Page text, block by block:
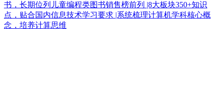
书，长期位列儿童编程类图书销售榜前列 |8大板块350+知识
点，贴合国内信息技术学习要求 |系统梳理计算机学科核心概
念，培养计算思维